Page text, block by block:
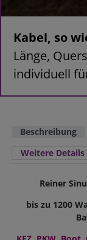
Kabel, so
Länge,
individuell
Beschreibung
Weitere Details
Reiner
bis zu 1200